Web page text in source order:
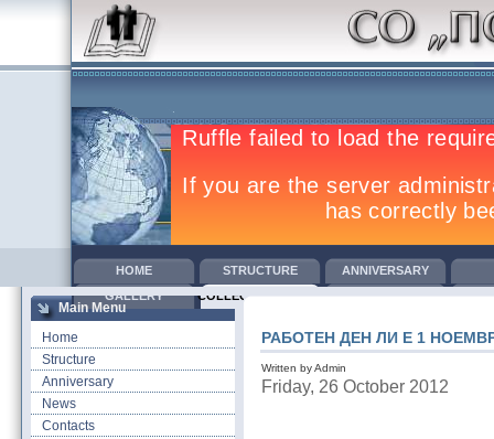
HOME STRUCTURE ANNIVERSARY
GALLERY
COLLECTIVE AGREEMENTSTRAINING
Main Menu
Home
Structure
Anniversary
News
Contacts
РАБОТЕН ДЕН ЛИ Е 1
Written by Admin
Friday, 26 October 2012